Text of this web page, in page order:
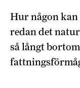
Hur någon
redan det
så långt